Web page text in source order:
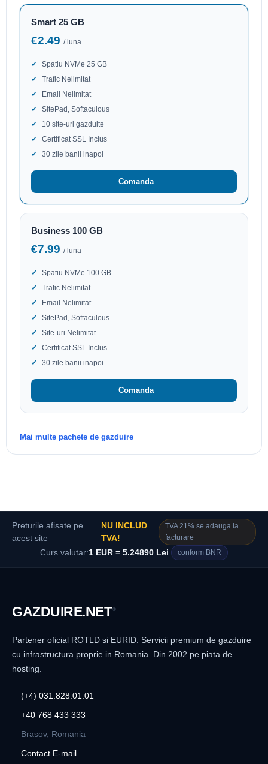
Smart 25 GB
€2.49 / luna
Spatiu NVMe 25 GB
Trafic Nelimitat
Email Nelimitat
SitePad, Softaculous
10 site-uri gazduite
Certificat SSL Inclus
30 zile banii inapoi
Comanda
Business 100 GB
€7.99 / luna
Spatiu NVMe 100 GB
Trafic Nelimitat
Email Nelimitat
SitePad, Softaculous
Site-uri Nelimitat
Certificat SSL Inclus
30 zile banii inapoi
Comanda
Mai multe pachete de gazduire
Preturile afisate pe
acest site
NU INCLUD
TVA!
TVA 21% se adauga la
facturare
Curs valutar:1 EUR = 5.24890 Lei conform BNR
GAZDUIRE.NET®
Partener oficial ROTLD si EURID. Servicii premium de gazduire
cu infrastructura proprie in Romania. Din 2002 pe piata de
hosting.
(+4) 031.828.01.01
+40 768 433 333
Brasov, Romania
Contact E-mail